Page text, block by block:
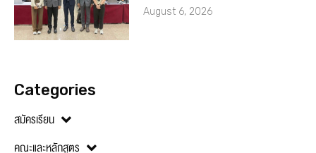
August 6, 2026
Categories
สมัครเรียน
คณะและหลักสูตร